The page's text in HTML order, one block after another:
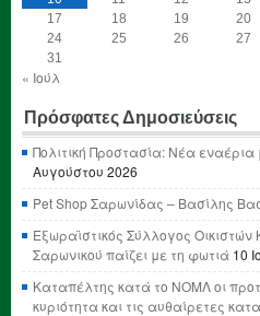
17
18 19 20
24
25 26 27
31
« Ιούλ
Πρόσφατες Δημοσιεύσεις
Πολιτική Προστασία: Νέα
Αυγούστου 2026
Pet Shop Σαρωνίδας – Βασίλης
Εξωραϊστικός Σύλλογος
Σαρωνικού παίζει με τη φωτιά 10
Καταπέλτης κατά το ΝΟΜΛ οι
κυριότητα και τις αυθαίρετες